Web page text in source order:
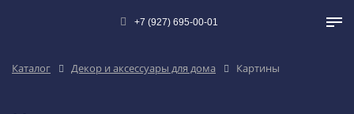
+7 (927) 695-00-01
Каталог Декор и аксессуары для дома Картины